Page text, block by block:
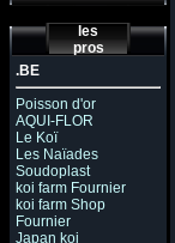
les
pros
.BE
Poisson d'or
AQUI-FLOR
Le Koï
Les Naïades
Soudoplast
koi farm Fournier
koi farm Shop
Fournier
Japan koi